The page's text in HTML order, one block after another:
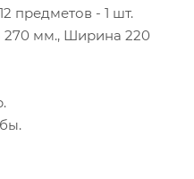
предметов - 1 шт.
270 мм., Ширина 220